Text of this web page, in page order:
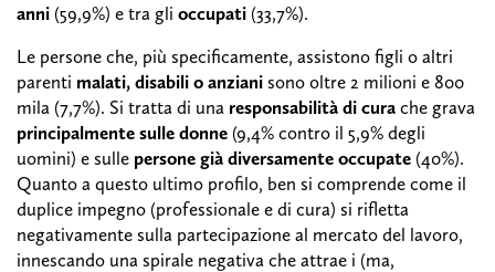
anni (59,9%) e tra gli occupati (33,7%).
Le persone che, più specificamente, assistono figli o altri
parenti malati, disabili o anziani sono oltre 2 milioni e 800
mila (7,7%). Si tratta di una responsabilità di cura che grava
principalmente sulle donne (9,4% contro il 5,9% degli
uomini) e sulle persone già diversamente occupate (40%).
Quanto a questo ultimo profilo, ben si comprende come il
duplice impegno (professionale e di cura) si rifletta
negativamente sulla partecipazione al mercato del lavoro,
innescando una spirale negativa che attrae i (ma,